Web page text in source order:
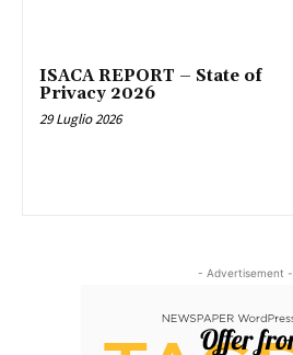
ISACA REPORT – State of
Privacy 2026
29 Luglio 2026
- Advertisement -